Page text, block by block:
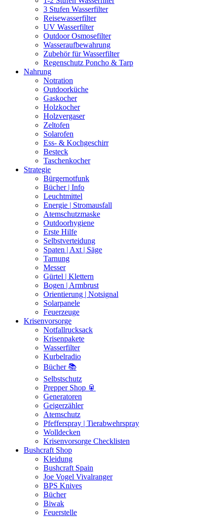
3 Stufen Wasserfilter
Reisewasserfilter
UV Wasserfilter
Outdoor Osmosefilter
Wasseraufbewahrung
Zubehör für Wasserfilter
Regenschutz Poncho & Tarp
Nahrung
Notration
Outdoorküche
Gaskocher
Holzkocher
Holzvergaser
Zeltofen
Solarofen
Ess- & Kochgeschirr
Besteck
Taschenkocher
Strategie
Bürgernotfunk
Bücher | Info
Leuchtmittel
Energie | Stromausfall
Atemschutzmaske
Outdoorhygiene
Erste Hilfe
Selbstverteidung
Spaten | Axt | Säge
Tarnung
Messer
Gürtel | Klettern
Bogen | Armbrust
Orientierung | Notsignal
Solarpanele
Feuerzeuge
Krisenvorsorge
Notfallrucksack
Krisenpakete
Wasserfilter
Kurbelradio
Bücher 📚
Selbstschutz
Prepper Shop 🥫
Generatoren
Geigerzähler
Atemschutz
Pfefferspray | Tierabwehrspray
Wolldecken
Krisenvorsorge Checklisten
Bushcraft Shop
Kleidung
Bushcraft Spain
Joe Vogel Vivalranger
BPS Knives
Bücher
Biwak
Feuerstelle